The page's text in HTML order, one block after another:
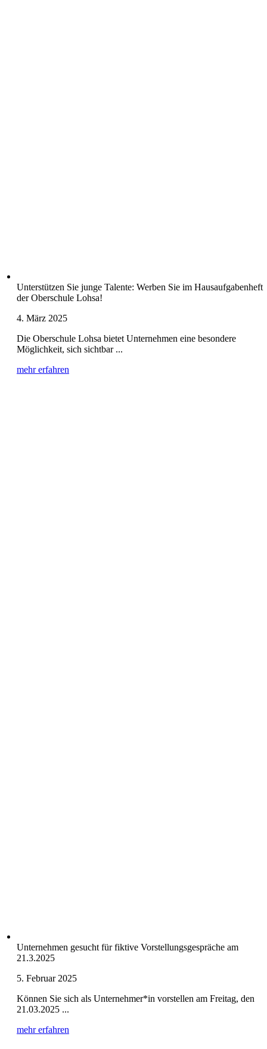
Unterstützen Sie junge Talente: Werben Sie im Hausaufgabenheft
der Oberschule Lohsa!
4. März 2025
Die Oberschule Lohsa bietet Unternehmen eine besondere
Möglichkeit, sich sichtbar ...
mehr erfahren
Unternehmen gesucht für fiktive Vorstellungsgespräche am
21.3.2025
5. Februar 2025
Können Sie sich als Unternehmer*in vorstellen am Freitag, den
21.03.2025 ...
mehr erfahren